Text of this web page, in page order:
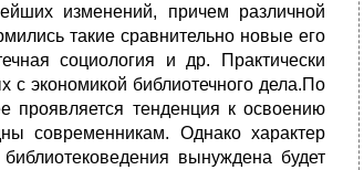
изменений, причем различной
такие сравнительно новые его
социология и др. Практически
с экономикой библиотечного дела.По
проявляется тенденция к освоению
современникам. Однако характер
вынуждена будет